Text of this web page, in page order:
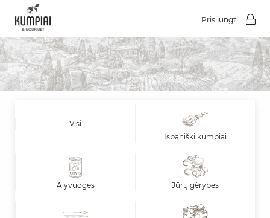
Prisijungti
Visi
Ispaniški kumpiai
Alyvuogės Jūrų gėrybės